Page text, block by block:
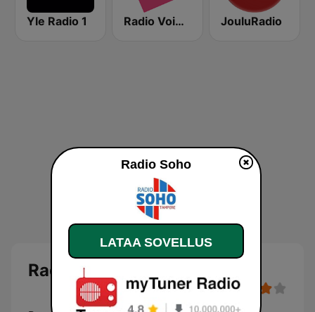
Yle Radio 1 Radio Voima JouluRadio
Radio Soho livenä
Radio Soho
LATAA SOVELLUS